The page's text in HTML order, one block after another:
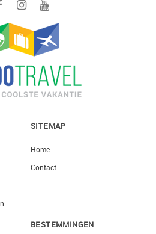
SITEMAP
Home
Contact
BESTEMMINGEN